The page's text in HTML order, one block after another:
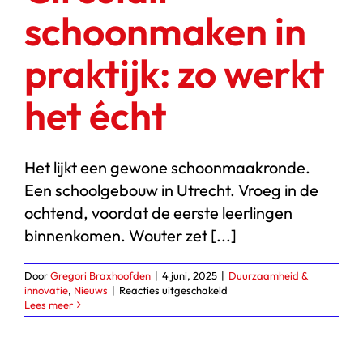
schoonmaken in
praktijk: zo werkt
het écht
Het lijkt een gewone schoonmaakronde.
Een schoolgebouw in Utrecht. Vroeg in de
ochtend, voordat de eerste leerlingen
binnenkomen. Wouter zet [...]
DoorGregori Braxhoofden | 4 juni, 2025 | Duurzaamheid &
innovatie, Nieuws | Reacties uitgeschakeld
schoonmaken
Lees meer